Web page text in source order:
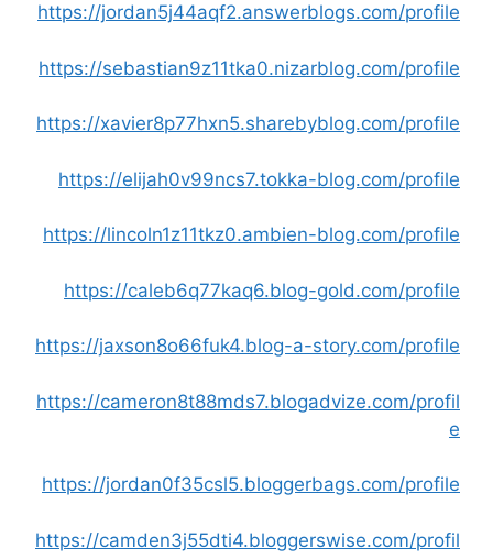
https://jordan5j44aqf2.answerblogs.com/profile
https://sebastian9z11tka0.nizarblog.com/profile
https://xavier8p77hxn5.sharebyblog.com/profile
https://elijah0v99ncs7.tokka-blog.com/profile
https://lincoln1z11tkz0.ambien-blog.com/profile
https://caleb6q77kaq6.blog-gold.com/profile
https://jaxson8o66fuk4.blog-a-story.com/profile
https://cameron8t88mds7.blogadvize.com/profil
e
https://jordan0f35csl5.bloggerbags.com/profile
https://camden3j55dti4.bloggerswise.com/profil